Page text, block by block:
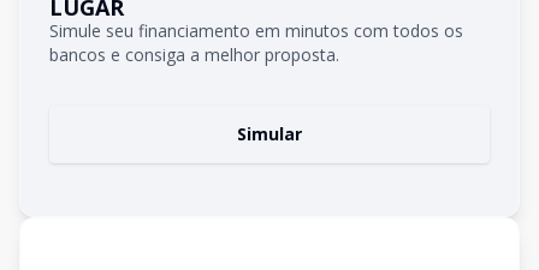
LUGAR
Simule seu financiamento em minutos com todos os
bancos e consiga a melhor proposta.
Simular